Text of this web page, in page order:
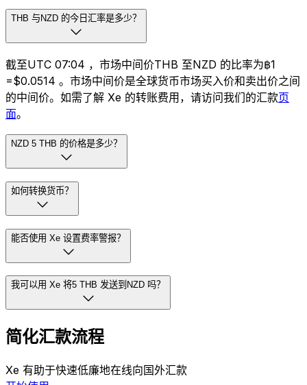
THB 与NZD 的今日汇率是多少？
截至UTC 07:04 ，市场中间价THB 至NZD 的比率为฿1
=$0.0514 。市场中间价是全球货币市场买入价和卖出价之间
的中间价。如需了解 Xe 的转账费用，请访问我们的汇款页
面。
NZD 5 THB 的价格是多少？
如何转换货币？
能否使用 Xe 设置费率警报？
我可以用 Xe 将5 THB 发送到NZD 吗？
简化汇款流程
Xe 有助于快速低廉地在线向国外汇款